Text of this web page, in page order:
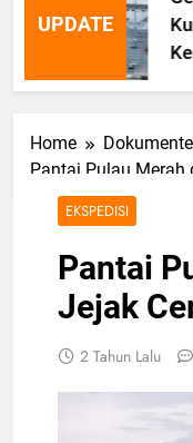
UPDATE
Home
Pantai Pulau Merah
EKSPEDISI
Pantai
Jejak
2 Tahun Lalu